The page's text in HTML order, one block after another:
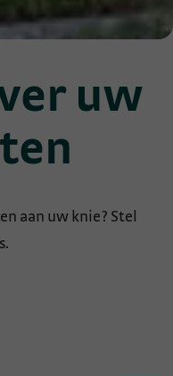
uw
aan uw knie? Stel